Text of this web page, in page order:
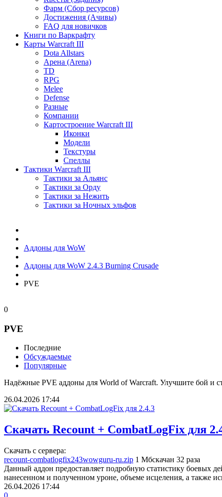
Фарм (Сбор ресурсов)
Достижения (Ачивы)
FAQ для новичков
Книги по Варкрафту
Карты Warcraft III
Dota Allstars
Арена (Arena)
TD
RPG
Melee
Defense
Разные
Компании
Картостроение Warcraft III
Иконки
Модели
Текстуры
Спеллы
Тактики Warcraft III
Тактики за Альянс
Тактики за Орду
Тактики за Нежить
Тактики за Ночных эльфов
Аддоны для WoW
Аддоны для WoW 2.4.3 Burning Crusade
PVE
0
PVE
Последние
Обсуждаемые
Популярные
Надёжные PVE аддоны для World of Warcraft. Улучшите бой и
26.04.2026 17:44
Скачать Recount + CombatLogFix для
Скачать с сервера:
recount-combatlogfix243wowguru-ru.zip 1 Мбскачан 32 раза
Данный аддон предоставляет подробную статистику боевых
нанесенном и полученном уроне, объеме исцеления, а также
26.04.2026 17:44